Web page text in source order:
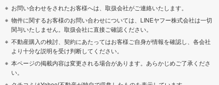
お問い合わせをされたお客様へは、取扱会社がご連絡いたします。
物件に関するお客様のお問い合わせについては、LINEヤフー株式会社は一切
関与いたしません。取扱会社に直接ご確認ください。
不動産購入の検討、契約にあたってはお客様ご自身が情報を確認し、各会社
より十分な説明を受け判断してください。
本ページの掲載内容は変更される場合があります。あらかじめご了承くださ
い。